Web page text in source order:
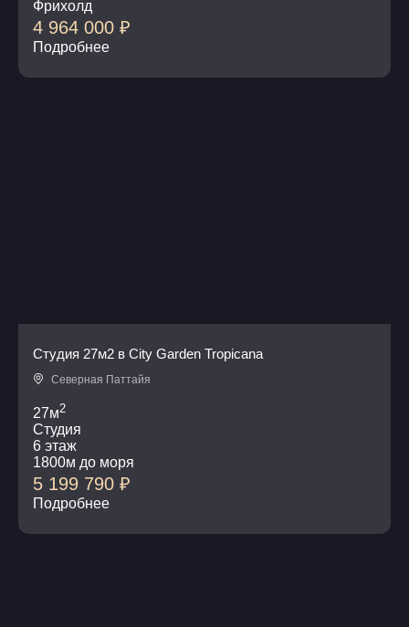
Фрихолд
4 964 000 ₽
Подробнее
Студия 27м2 в City Garden Tropicana
Северная Паттайя
27м2
Студия
6 этаж
1800м до моря
5 199 790 ₽
Подробнее